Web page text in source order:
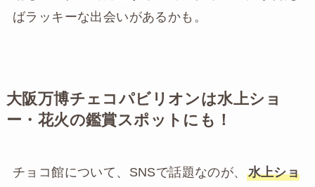
ばラッキーな出会いがあるかも。
大阪万博チェコパビリオンは水上ショ
ー・花火の鑑賞スポットにも！
チョコ館について、SNSで話題なのが、 水上ショ